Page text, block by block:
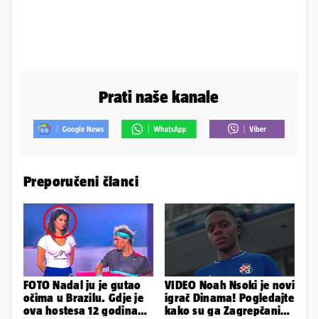
Prati naše kanale
Preporučeni članci
FOTO Nadal ju je gutao
očima u Brazilu. Gdje je
ova hostesa 12 godina
VIDEO Noah Nsoki je novi
igrač Dinama! Pogledajte
kako su ga Zagrepčani